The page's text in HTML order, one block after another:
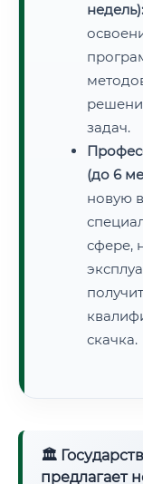
недель):
задач.
(до 6
новую
сфере,
скачка.
🏛
предлагает